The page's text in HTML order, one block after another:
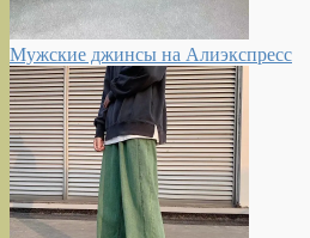
Мужские джинсы на Алиэкспресс